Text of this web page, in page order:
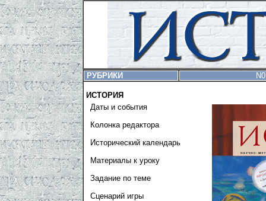
РУБРИКИ
ИСТОРИЯ
Даты и события
Колонка редактора
Исторический календарь
Материалы к уроку
Задание по теме
Сценарий игры